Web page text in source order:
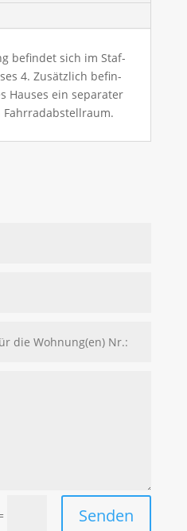
befin­det sich im Staf­
4. Zusätz­lich befin­
Hau­ses ein sepa­ra­ter
Senden